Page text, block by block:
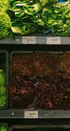
Заполните